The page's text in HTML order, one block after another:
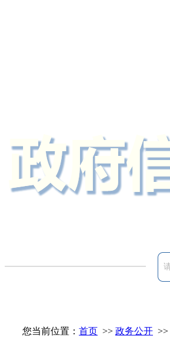
您当前位置： 首页 >> 政务公开 >>